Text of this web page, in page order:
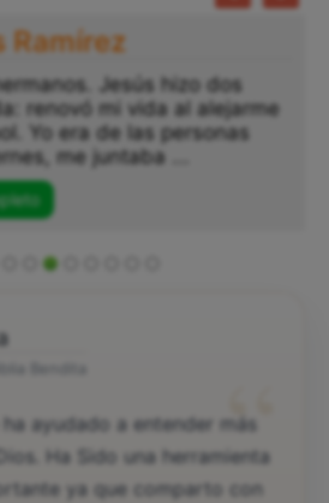
Ramírez
Jesús hizo dos
renovó mi vida al alejarme
Yo era de las personas
me juntaba ...
“
ha ayudado a entender más
Ha Sido una herramienta
ya que comparto con